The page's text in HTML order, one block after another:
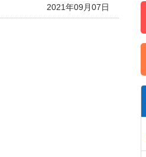
2021年09月07日